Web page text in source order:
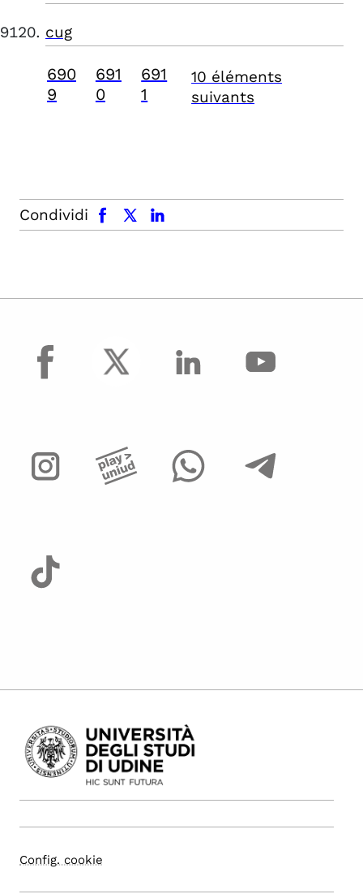
cug
690
9
691
0
691
1
10 éléments
suivants
Condividi
facebook x.com linkedin
facebook
Config. cookie